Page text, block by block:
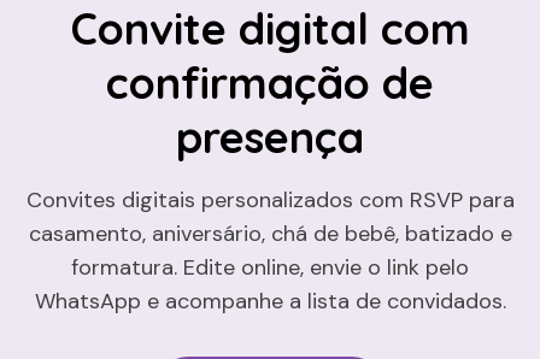
Convite digital com
confirmação de
presença
Convites digitais personalizados com RSVP para
casamento, aniversário, chá de bebê, batizado e
formatura. Edite online, envie o link pelo
WhatsApp e acompanhe a lista de convidados.